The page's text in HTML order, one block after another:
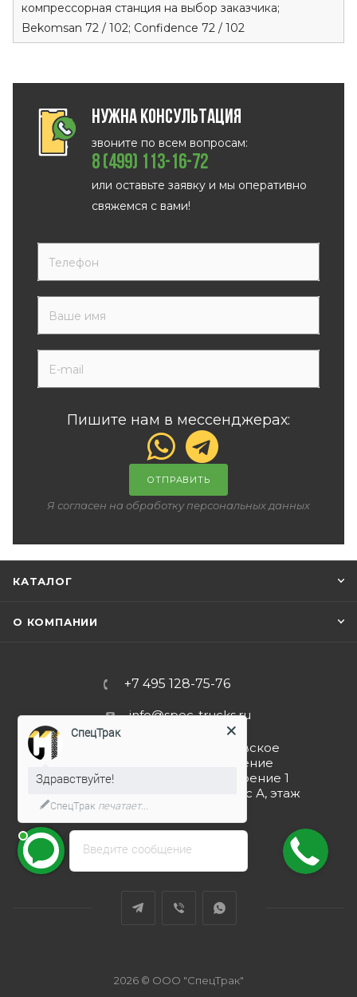
компрессорная станция на выбор заказчика;
Bekomsan 72 / 102; Confidence 72 / 102
Нужна консультация
звоните по всем вопросам:
8 (499) 113-16-72
или оставьте заявку и мы оперативно
свяжемся с вами!
Пишите нам в мессенджерах:
ОТПРАВИТЬ
Я согласен на обработку персональных данных
КАТАЛОГ
О КОМПАНИИ
+7 495 128-75-76
info@spec-trucks.ru
108820, г. Москва, Киевское
шоссе 21-й км (поселение
Мосрентген), дом 3 строение 1
(Бизнес-центр G10), корпус А, этаж
4, помещение 4.5
Заказать звонок
2026 © ООО "СпецТрак"
Введите сообщение
СпецТрак
Здравствуйте!
СпецТрак печатает...